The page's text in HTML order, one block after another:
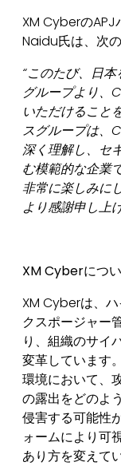
XM CyberのAPJ
Naidu氏は、次
“このたび、日
グループより、
いただけること
スグループは、
深く理解し、セ
む模範的な企業
非常に楽しみに
より感謝申し上
XM Cyberにつ
XM Cyberは、
クスポージャー
り、組織のサイ
変革しています
環境において、
の露出をどのよ
侵害する可能性
ォームにより可
あり方を変えて